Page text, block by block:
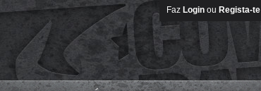
Faz Login ou Regista-te